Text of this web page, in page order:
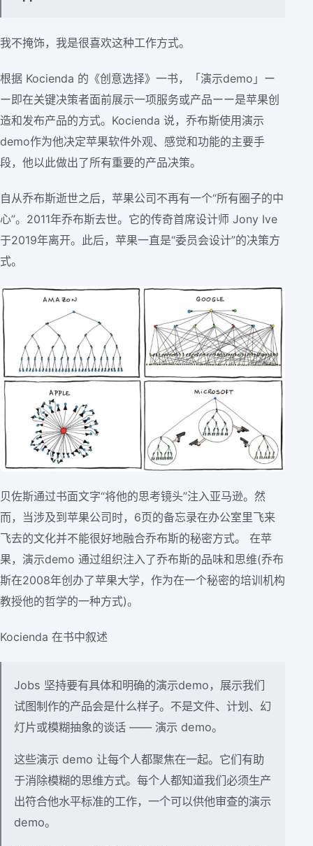
我不掩饰，我是很喜欢这种工作方式。
根据 Kocienda 的《创意选择》一书，「演示demo」ー
ー即在关键决策者面前展示一项服务或产品ーー是苹果创
造和发布产品的方式。Kocienda 说，乔布斯使用演示
demo作为他决定苹果软件外观、感觉和功能的主要手
段，他以此做出了所有重要的产品决策。
自从乔布斯逝世之后，苹果公司不再有一个“所有圈子的中
心”。2011年乔布斯去世。它的传奇首席设计师 Jony Ive
于2019年离开。此后，苹果一直是“委员会设计”的决策方
式。
贝佐斯通过书面文字“将他的思考镜头”注入亚马逊。然
而，当涉及到苹果公司时，6页的备忘录在办公室里飞来
飞去的文化并不能很好地融合乔布斯的秘密方式。 在苹
果，演示demo 通过组织注入了乔布斯的品味和思维(乔布
斯在2008年创办了苹果大学，作为在一个秘密的培训机构
教授他的哲学的一种方式)。
Kocienda 在书中叙述
Jobs 坚持要有具体和明确的演示demo，展示我们
试图制作的产品会是什么样子。不是文件、计划、幻
灯片或模糊抽象的谈话 —— 演示 demo。
这些演示 demo 让每个人都聚焦在一起。它们有助
于消除模糊的思维方式。每个人都知道我们必须生产
出符合他水平标准的工作，一个可以供他审查的演示
demo。